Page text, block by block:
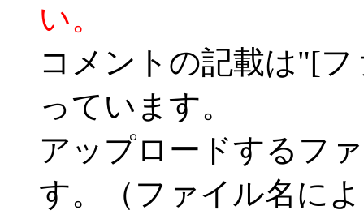
い。
コメントの記載は"[
っています。
アップロードするフ
す。（ファイル名に